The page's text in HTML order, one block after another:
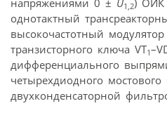
1,2
однотактный
высокочастотный
транзисторного ключа VT1
дифференциального
четырехдиодного
двухконденсаторной